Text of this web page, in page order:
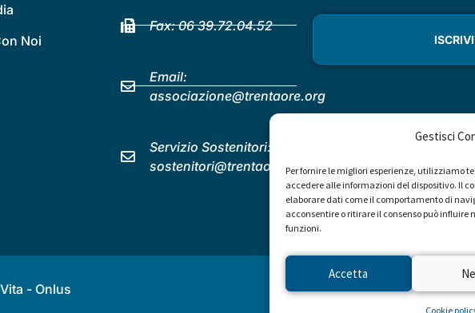
Gestisci
Per fornire le migliori esperienze, utilizziamo
accedere alle informazioni del dispositivo. Il
elaborare dati come il comportamento di
acconsentire o ritirare il consenso può
funzioni.
Accetta
Cookie
Noi
Fax: 06 39.72.04.52
Email:
associazione@trentaore.org
Servizio Sostenitori:
sostenitori@trentaore.org
- Onlus